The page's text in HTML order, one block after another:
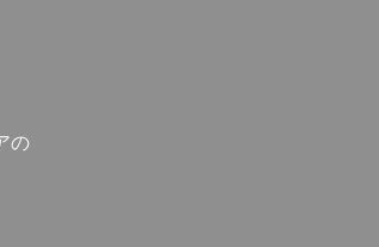
の